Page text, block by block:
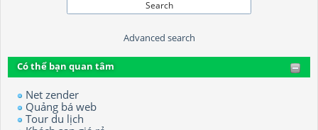
Advanced search
Có thể bạn quan tâm
Net zender
Quảng bá web
Tour du lịch